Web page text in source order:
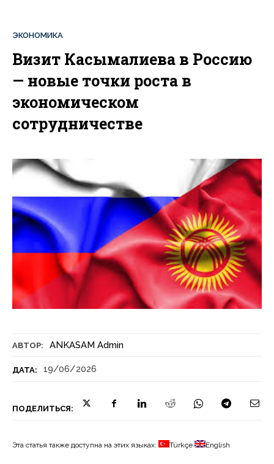
АВТОР: ANKASAM Admin
ДАТА: 19/06/2026
ПОДЕЛИТЬСЯ:
ЭКОНОМИКА
Визит Касымалиева в Россию
— новые точки роста в
экономическом
сотрудничестве
Эта статья также доступна на этих языках: Türkçe English